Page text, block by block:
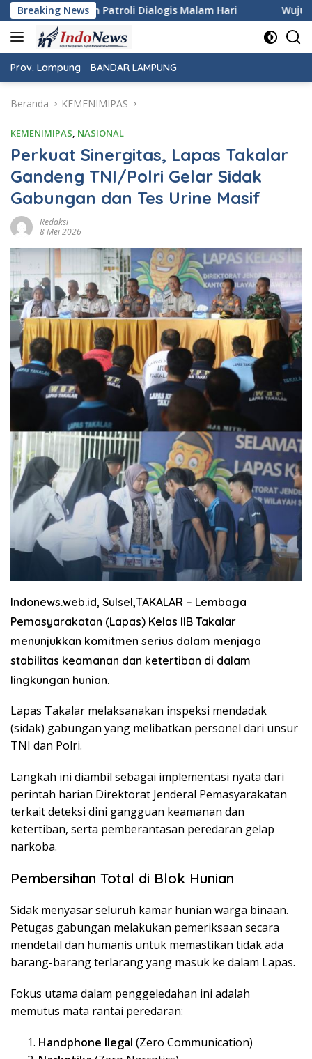
Langsung
ke
konten
Breaking News
Malam Hari Wujudkan Rasa Aman dan Damai,
Prov. Lampung BANDAR LAMPUNG
Beranda KEMENIMIPAS
KEMENIMIPAS, NASIONAL
Perkuat Sinergitas, Lapas Takalar
Gandeng TNI/Polri Gelar Sidak
Gabungan dan Tes Urine Masif
Redaksi
8 Mei 2026
Indonews.web.id, Sulsel,TAKALAR – Lembaga
Pemasyarakatan (Lapas) Kelas IIB Takalar
menunjukkan komitmen serius dalam menjaga
stabilitas keamanan dan ketertiban di dalam
lingkungan hunian.
Lapas Takalar melaksanakan inspeksi mendadak
(sidak) gabungan yang melibatkan personel dari unsur
TNI dan Polri.
​Langkah ini diambil sebagai implementasi nyata dari
perintah harian Direktorat Jenderal Pemasyarakatan
terkait deteksi dini gangguan keamanan dan
ketertiban, serta pemberantasan peredaran gelap
narkoba.
Pembersihan Total di Blok Hunian
​Sidak menyasar seluruh kamar hunian warga binaan.
Petugas gabungan melakukan pemeriksaan secara
mendetail dan humanis untuk memastikan tidak ada
barang-barang terlarang yang masuk ke dalam Lapas.
Fokus utama dalam penggeledahan ini adalah
memutus mata rantai peredaran:
Handphone Ilegal (Zero Communication)